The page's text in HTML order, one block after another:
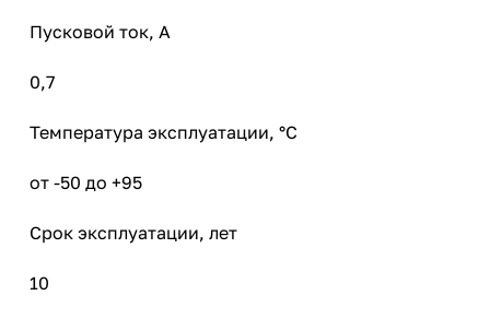
Пусковой ток, А
0,7
Температура эксплуатации, °C
от -50 до +95
Срок эксплуатации, лет
10